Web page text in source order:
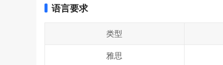
语言要求
类型
雅思